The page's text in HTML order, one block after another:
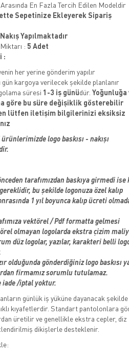
En Fazla Tercih Edilen Modeldir
Sepetinize Ekleyerek Sipariş
Yapılmaktadır
: 5 Adet
:
her yerine gönderim yapılır
gün kargoya verilecek şekilde planlanır
süresi 1-3 iş günüdür. Yoğunluğa
göre bu süre değişiklik gösterebilir
lütfen iletişim bilgilerinizi eksiksiz
logo baskısı - nakışı
tarafımızdan baskıya girmedi ise
bu şekilde logonuza özel kalıp
1 yıl boyunca kalıp ücreti
vektörel / Pdf formatta gelmesi
olmayan logolarda ekstra çizim
düz logolar, yazılar, karakteri belli
olduğunda gönderdiğiniz logo baskısı
firmamız sorumlu tutulamaz.
iade /iptal yoktur.
günlük iş yüküne dayanacak
kıyafetlerdir. Standart pantolonlara
üretilir ve genellikle ekstra cepler, diz
dikişlerle desteklenir.